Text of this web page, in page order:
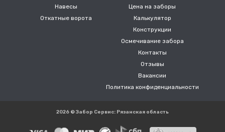
Навесы
Откатные ворота
Цена на заборы
Калькулятор
Конструкции
Осмечивание забора
Контакты
Отзывы
Вакансии
Политика конфиденциальности
2026 © Забор Сервис: Рязанская область